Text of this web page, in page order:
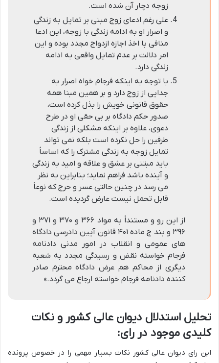
زوجه دچار آن شده است.
علی رغم ادعای زوج مبنی بر تمایل به زندگی
و اصرار او به ادامه زندگی با زوجه، این ادعا
منافی با اخذ اجازه ازدواج مجدد بوده و این
امر دلالت بر عدم تمایل واقعی به ادامه
زندگی دارد.
با توجه به اینکه فرجام خواه اصرار به
جدایی از زوج دارد و بر همین مبنا همه
حقوق قانونی خویش را بذل کرده است،
صدور حکم دادگاه بر بی حقی او در طرح
دعوی، علاوه بر اینکه مشکلی از زندگی
طرفین را حل نکرده است بلکه نمی تواند
تمایل زوجه به زندگی مشترک را که اساساً
باید مبتنی بر عشق و علاقه و امید به زندگی
و آینده باشد فراهم نماید؛ بنابراین به نظر
می رسد در چنین حالتی عسر و حرج که نوعاً
قابل تحمل نیست عارض گردیده است.
از این رو و مستنداً به مواد ۳۶۶ و ۳۷۰ و ۳۷۱ و
۳۹۶ و بند ج ماده ۴۰۱ قانون آیین دادرسی دادگاه
های عمومی و انقلاب در امور مدنی دادنامه
فرجام خواسته نقض و رسیدگی مجدد به شعبه
دیگری از محاکم هم عرض دادگاه محترم صادر
کننده دادنامه فرجام خواسته ارجاع می گردد.»
تحلیل استدلال دیوان عالی کشور و نکات
کلیدی موجود در رای:
این رای دیوان عالی کشور نکات بسیار مهمی را در خصوص پرونده